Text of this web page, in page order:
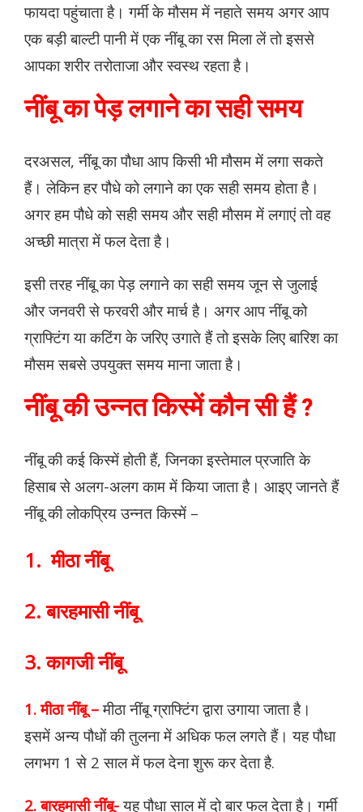
फायदा पहुंचाता है। गर्मी के मौसम में नहाते समय अगर आप
एक बड़ी बाल्टी पानी में एक नींबू का रस मिला लें तो इससे
आपका शरीर तरोताजा और स्वस्थ रहता है।
नींबू का पेड़ लगाने का सही समय
दरअसल, नींबू का पौधा आप किसी भी मौसम में लगा सकते
हैं। लेकिन हर पौधे को लगाने का एक सही समय होता है।
अगर हम पौधे को सही समय और सही मौसम में लगाएं तो वह
अच्छी मात्रा में फल देता है।
इसी तरह नींबू का पेड़ लगाने का सही समय जून से जुलाई
और जनवरी से फरवरी और मार्च है। अगर आप नींबू को
ग्राफ्टिंग या कटिंग के जरिए उगाते हैं तो इसके लिए बारिश का
मौसम सबसे उपयुक्त समय माना जाता है।
नींबू की उन्नत किस्में कौन सी हैं ?
नींबू की कई किस्में होती हैं, जिनका इस्तेमाल प्रजाति के
हिसाब से अलग-अलग काम में किया जाता है। आइए जानते हैं
नींबू की लोकप्रिय उन्नत किस्में –
1. मीठा नींबू
2. बारहमासी नींबू
3. कागजी नींबू
1. मीठा नींबू –मीठा नींबू ग्राफ्टिंग द्वारा उगाया जाता है।
इसमें अन्य पौधों की तुलना में अधिक फल लगते हैं। यह पौधा
लगभग 1 से 2 साल में फल देना शुरू कर देता है.
2. बारहमासी नींबू-यह पौधा साल में दो बार फल देता है। गर्मी